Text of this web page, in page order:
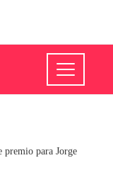
para Jorge